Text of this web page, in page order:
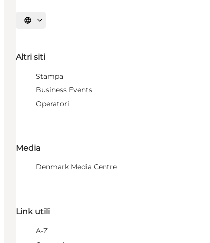
Seleziona la lingua
Altri siti
Stampa
Business Events
Operatori
Media
Denmark Media Centre
Link utili
A-Z